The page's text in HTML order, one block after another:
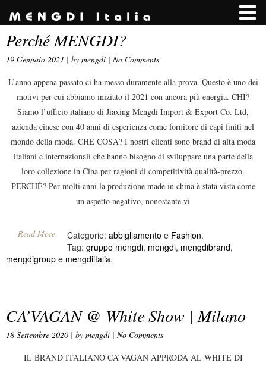
Perché MENGDI?
19 Gennaio 2021 | by mengdi | No Comments
L’anno appena passato ci ha messo duramente alla prova. Questo è uno dei
motivi per cui abbiamo iniziato il 2021 con ancora più energia. CHI?
Siamo l’ufficio italiano di Jiaxing Mengdi Import & Export Co. Ltd,
azienda cinese con 40 anni di esperienza come fornitore di capi finiti nel
mondo della moda. CHE COSA? I nostri clienti sono brand di alta moda
italiani e internazionali che hanno bisogno di sviluppare una parte della
loro collezione in Cina per ragioni di competitività qualità-prezzo.
PERCHÉ? Per molti anni la produzione made in china è stata vista come
un aspetto negativo, nonostante vi
Read More Categorie: abbigliamento e Fashion.
Tag: gruppo mengdi, mengdi, mengdibrand,
mengdigroup e mengdiitalia.
CA’VAGAN @ White Show | Milano
18 Settembre 2020 | by mengdi | No Comments
IL BRAND ITALIANO CA’VAGAN APPRODA AL WHITE DI